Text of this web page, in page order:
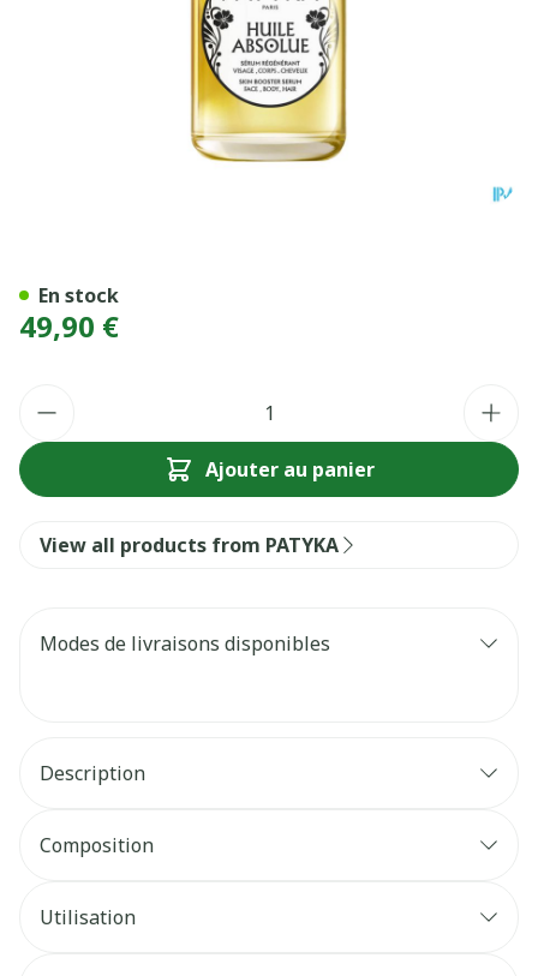
49,90 €
Ajouter au panier
En stock
View all products from PATYKA
Modes de livraisons disponibles
Description
Composition
Utilisation